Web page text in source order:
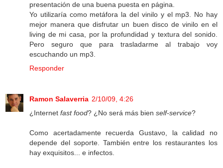
presentación de una buena puesta en página.
Yo utilizaría como metáfora la del vinilo y el mp3. No hay
mejor manera que disfrutar un buen disco de vinilo en el
living de mi casa, por la profundidad y textura del sonido.
Pero seguro que para trasladarme al trabajo voy
escuchando un mp3.
Responder
Ramon Salaverria 2/10/09, 4:26
¿Internet fast food? ¿No será más bien self-service?
Como acertadamente recuerda Gustavo, la calidad no
depende del soporte. También entre los restaurantes los
hay exquisitos... e infectos.